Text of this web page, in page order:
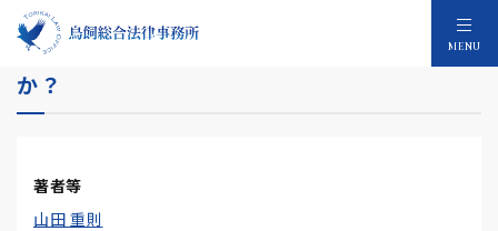
MENU
Q 固定資産税の「設備分離スキーム」は有効
か？
著者等
山田 重則